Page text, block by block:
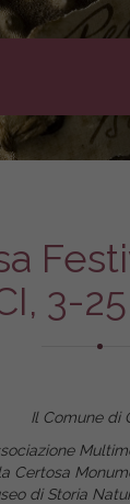
3-
Il Comune di
Certosa
di Storia